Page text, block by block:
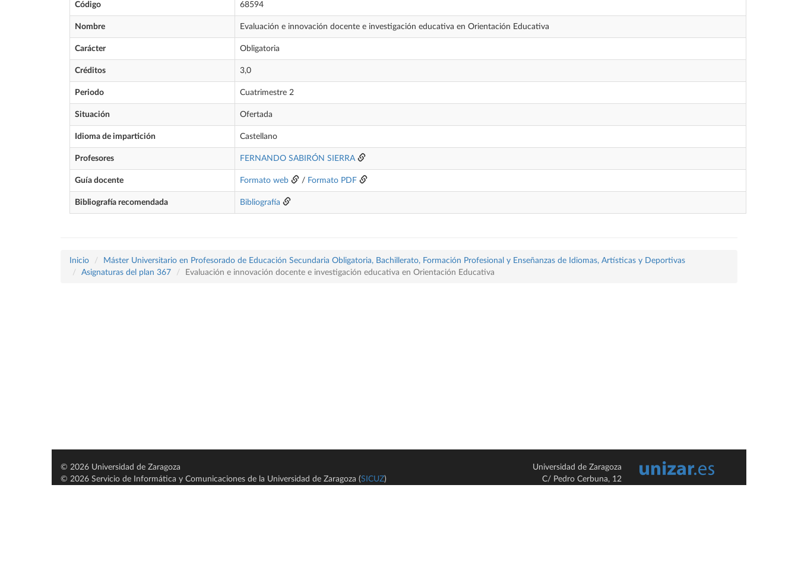
Código 68594
Nombre Evaluación e innovación docente e investigación educativa en Orientación Educativa
Carácter Obligatoria
Créditos 3,0
Periodo Cuatrimestre 2
Situación Ofertada
Idioma de impartición Castellano
Profesores FERNANDO SABIRÓN SIERRA
Guía docente Formato web / Formato PDF
Bibliografía recomendada Bibliografía
Inicio
Máster Universitario en Profesorado de Educación Secundaria Obligatoria, Bachillerato, Formación Profesional y Enseñanzas de Idiomas, Artísticas y Deportivas
Asignaturas del plan 367
Evaluación e innovación docente e investigación educativa en Orientación Educativa
© 2026 Universidad de Zaragoza
© 2026 Servicio de Informática y Comunicaciones de la Universidad de Zaragoza (SICUZ)
Universidad de Zaragoza
C/ Pedro Cerbuna, 12